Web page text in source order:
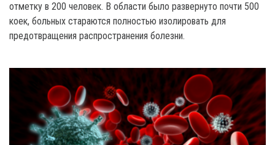
отметку в 200 человек. B области было развернуто почти 500
коек, больных стараются полностью изолировать для
предотвращения распространения болезни.